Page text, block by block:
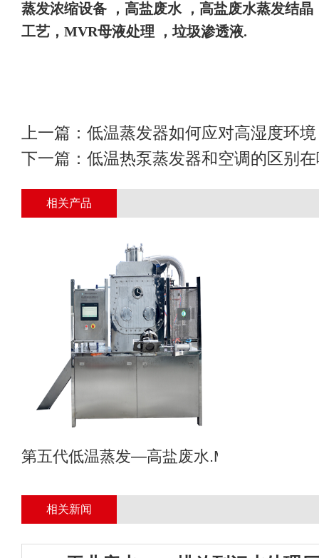
蒸发浓缩设备
，高盐废水
，高盐废水蒸发结晶
工艺， MVR母液处理 ，垃圾渗透液.
上一篇： 低温蒸发器如何应对高湿度环
下一篇： 低温热泵蒸发器和空调的区别
相关产品
第五代低温蒸发—高盐废水.MVR母液专业
相关新闻